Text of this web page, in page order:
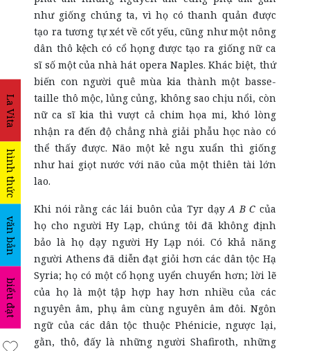
La Vita
hình thức
văn bản
biểu đạt
như giống chúng ta, vì họ có thanh quản được
tạo ra tương tự xét về cốt yếu, cũng như một nông
dân thô kệch có cổ họng được tạo ra giống nữ ca
sĩ số một của nhà hát opera Naples. Khác biệt, thứ
biến con người quê mùa kia thành một basse-
taille thô mộc, lủng củng, không sao chịu nổi, còn
nữ ca sĩ kia thì vượt cả chim họa mi, khó lòng
nhận ra đến độ chẳng nhà giải phẫu học nào có
thể thấy được. Não một kẻ ngu xuẩn thì giống
như hai giọt nước với não của một thiên tài lớn
lao.
Khi nói rằng các lái buôn của Tyr dạyA B C của
họ cho người Hy Lạp, chúng tôi đã không định
bảo là họ dạy người Hy Lạp nói. Có khả năng
người Athens đã diễn đạt giỏi hơn các dân tộc Hạ
Syria; họ có một cổ họng uyển chuyển hơn; lời lẽ
của họ là một tập hợp hay hơn nhiều của các
nguyên âm, phụ âm cùng nguyên âm đôi. Ngôn
ngữ của các dân tộc thuộc Phénicie, ngược lại,
gằn, thô, đấy là những người Shafiroth, những